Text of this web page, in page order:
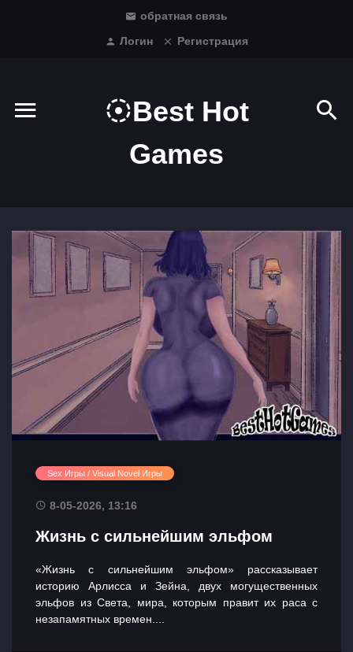
обратная связь
Логин
Регистрация
Best Hot
Games
Sex Игры / Visual Novel Игры
8-05-2026, 13:16
Жизнь с сильнейшим эльфом
«Жизнь с сильнейшим эльфом» рассказывает
историю Арлисса и Зейна, двух могущественных
эльфов из Света, мира, которым правит их раса с
незапамятных времен....